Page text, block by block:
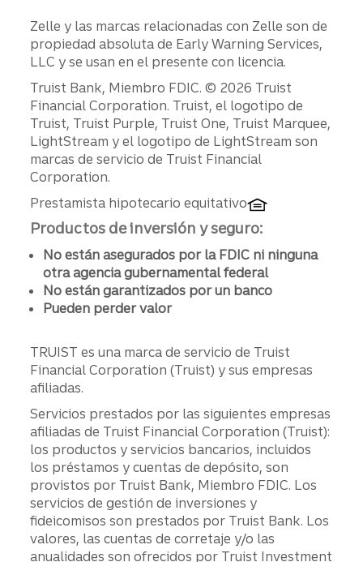
Zelle y las marcas relacionadas con Zelle son de
propiedad absoluta de Early Warning Services,
LLC y se usan en el presente con licencia.
Divulgaciones
Truist Bank, Miembro FDIC. © 2026 Truist
Financial Corporation. Truist, el logotipo de
Truist, Truist Purple, Truist One, Truist Marquee,
LightStream y el logotipo de LightStream son
marcas de servicio de Truist Financial
Corporation.
Prestamista hipotecario equitativo
Productos de inversión y seguro:
No están asegurados por la FDIC ni ninguna
otra agencia gubernamental federal
No están garantizados por un banco
Pueden perder valor
TRUIST es una marca de servicio de Truist
Financial Corporation (Truist) y sus empresas
afiliadas.
Servicios prestados por las siguientes empresas
afiliadas de Truist Financial Corporation (Truist):
los productos y servicios bancarios, incluidos
los préstamos y cuentas de depósito, son
provistos por Truist Bank, Miembro FDIC. Los
servicios de gestión de inversiones y
fideicomisos son prestados por Truist Bank. Los
valores, las cuentas de corretaje y/o las
anualidades son ofrecidos por Truist Investment